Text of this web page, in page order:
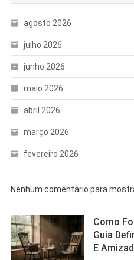
agosto 2026
julho 2026
junho 2026
maio 2026
abril 2026
março 2026
fevereiro 2026
Nenhum comentário para
Como
Guia
E